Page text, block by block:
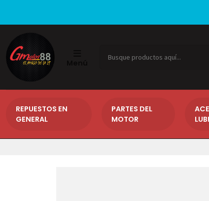
REPUESTOS EN
GENERAL
PARTES DEL
MOTOR